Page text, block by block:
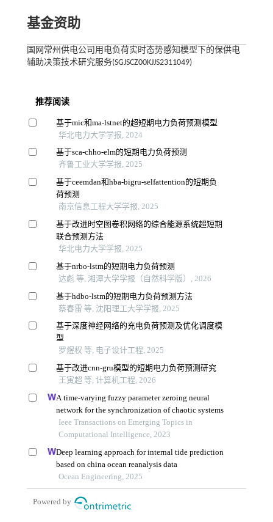
基金资助
国网常州供电公司用电负荷实时态势感知模型下的保供电
辅助决策技术研究服务(SGJSCZ00KJJS2311049)